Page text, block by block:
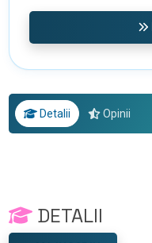
Detalii Opinii
DETALII